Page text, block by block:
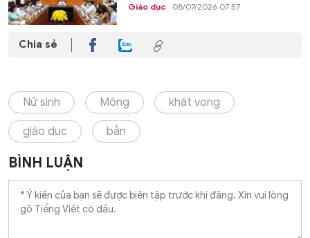
Giáo dục 08/07/2026 07:57
Chia sẻ
Nữ sinh Mông khát vọng
giáo dục bản
BÌNH LUẬN